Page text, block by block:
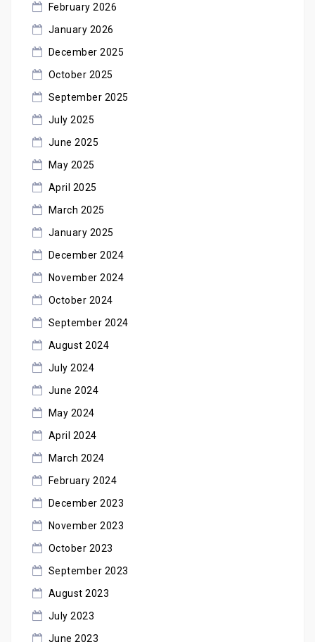
February 2026
January 2026
December 2025
October 2025
September 2025
July 2025
June 2025
May 2025
April 2025
March 2025
January 2025
December 2024
November 2024
October 2024
September 2024
August 2024
July 2024
June 2024
May 2024
April 2024
March 2024
February 2024
December 2023
November 2023
October 2023
September 2023
August 2023
July 2023
June 2023